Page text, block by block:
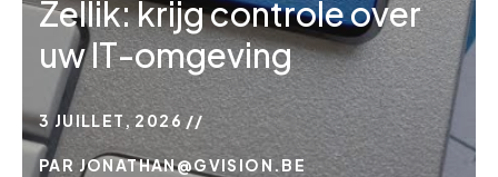
Zellik: krijg controle over
uw IT-omgeving
3 JUILLET, 2026
PAR JONATHAN@GVISION.BE